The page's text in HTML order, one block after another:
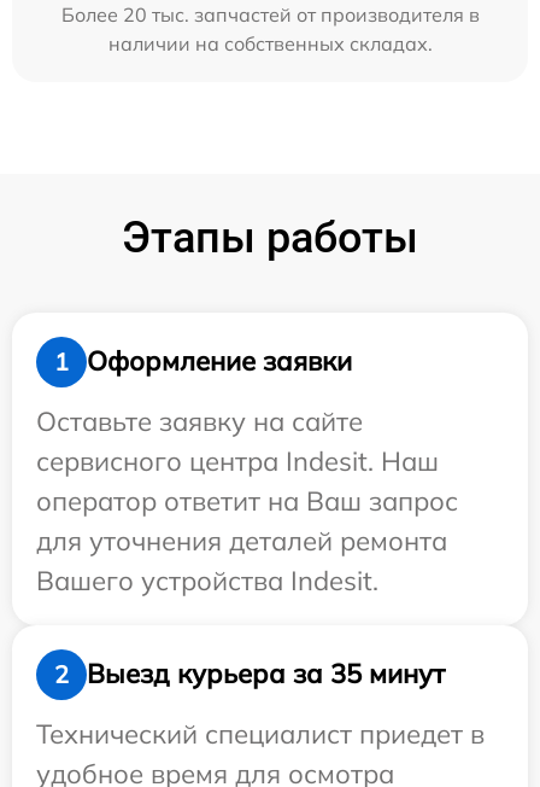
Более 20 тыс. запчастей от производителя в
наличии на собственных складах.
Этапы работы
1
Оформление заявки
Оставьте заявку на сайте
сервисного центра Indesit. Наш
оператор ответит на Ваш запрос
для уточнения деталей ремонта
Вашего устройства Indesit.
2
Выезд курьера за 35 минут
Технический специалист приедет в
удобное время для осмотра